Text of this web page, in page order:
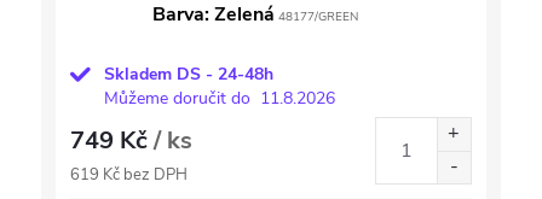
Barva: Zelená 48177/GREEN
Skladem DS - 24-48h
Můžeme doručit do 11.8.2026
749 Kč/ ks
619 Kč bez DPH